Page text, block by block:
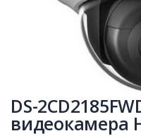
DS-
видеокамера